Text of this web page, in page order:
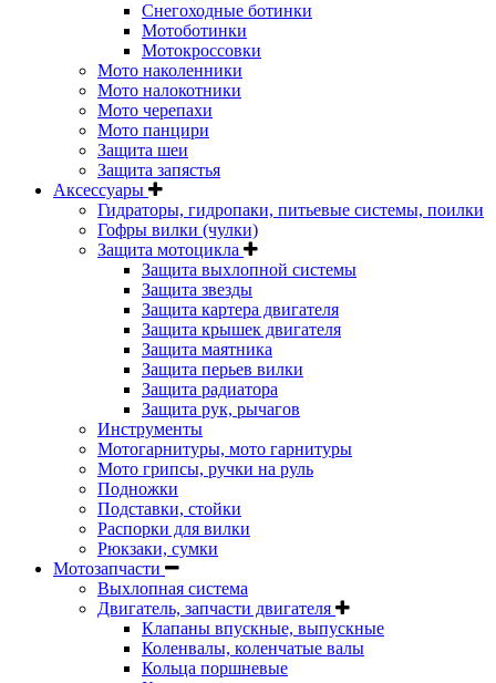
Снегоходные ботинки
Мотоботинки
Мотокроссовки
Мото наколенники
Мото налокотники
Мото черепахи
Мото панцири
Защита шеи
Защита запястья
Аксессуары
Гидраторы, гидропаки, питьевые системы, поилки
Гофры вилки (чулки)
Защита мотоцикла
Защита выхлопной системы
Защита звезды
Защита картера двигателя
Защита крышек двигателя
Защита маятника
Защита перьев вилки
Защита радиатора
Защита рук, рычагов
Инструменты
Мотогарнитуры, мото гарнитуры
Мото грипсы, ручки на руль
Подножки
Подставки, стойки
Распорки для вилки
Рюкзаки, сумки
Мотозапчасти
Выхлопная система
Двигатель, запчасти двигателя
Клапаны впускные, выпускные
Коленвалы, коленчатые валы
Кольца поршневые